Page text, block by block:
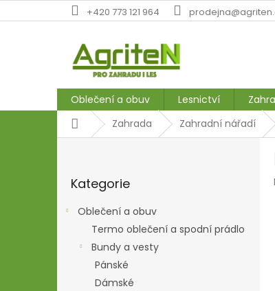
na
+420 773 121 964
Oblečení a obuv Lesnictví
DomůZahrada Zahradní nářadí
kategorie
Kategorie
Oblečení a obuv
Termo oblečení a spodní prádlo
Bundy a vesty
Pánské
Dámské